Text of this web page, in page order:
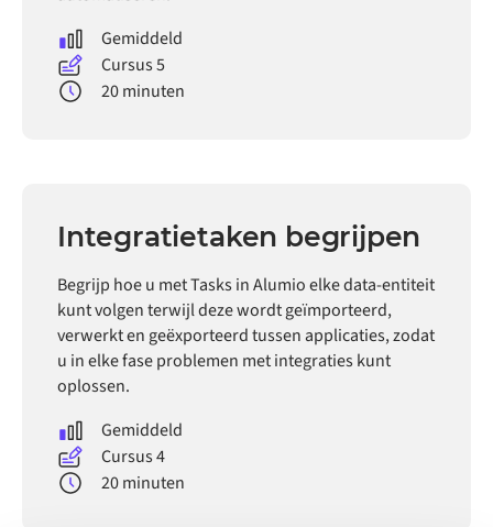
Gemiddeld
Cursus 5
20 minuten
Integratietaken begrijpen
Begrijp hoe u met Tasks in Alumio elke data-entiteit
kunt volgen terwijl deze wordt geïmporteerd,
verwerkt en geëxporteerd tussen applicaties, zodat
u in elke fase problemen met integraties kunt
oplossen.
Gemiddeld
Cursus 4
20 minuten